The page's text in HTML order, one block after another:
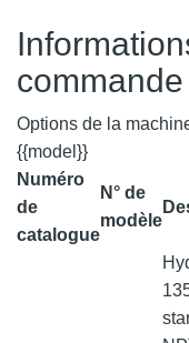
commande
Options de la
{{model}}
Numéro
de
catalogue
N° de
modèle